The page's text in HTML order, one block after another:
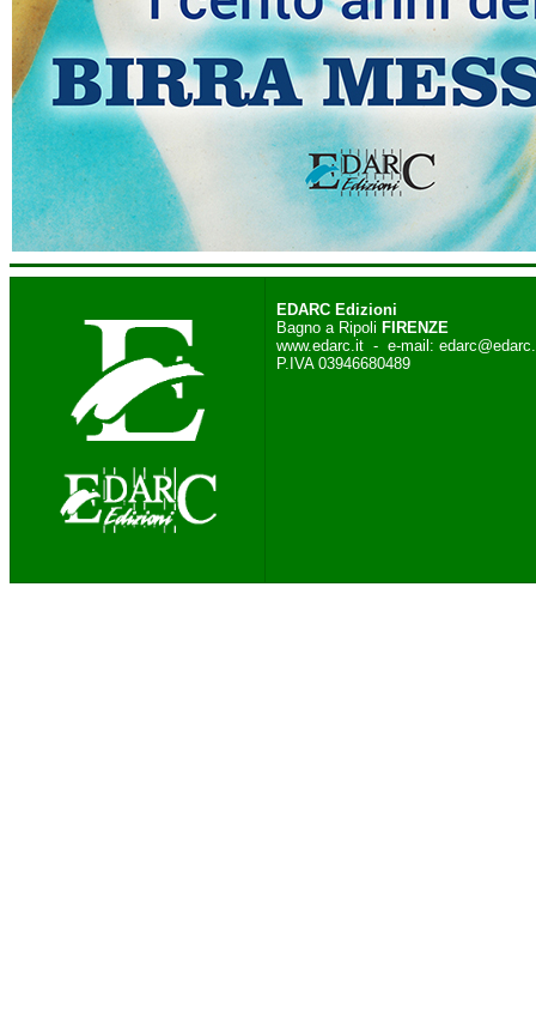
EDARC Edizioni
Bagno a Ripoli FIRENZE
www.edarc.it - e-mail:
P.IVA 03946680489